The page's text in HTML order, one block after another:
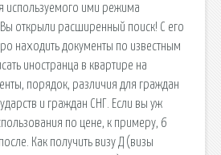
используемого ими режима
открыли расширенный поиск! С его
находить документы по известным
иностранца в квартире на
порядок, различия для граждан
и граждан СНГ. Если вы уж
по цене, к примеру, 6
Как получить визу Д (визы